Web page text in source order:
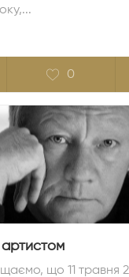
0
що 11 травня